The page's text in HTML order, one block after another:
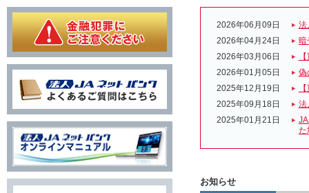
2026年06月09日
法
2026年04月24日
暗
2026年03月06日
2026年01月05日
偽
2025年12月19日
2025年09月18日
法
2025年01月21日
た
お知らせ